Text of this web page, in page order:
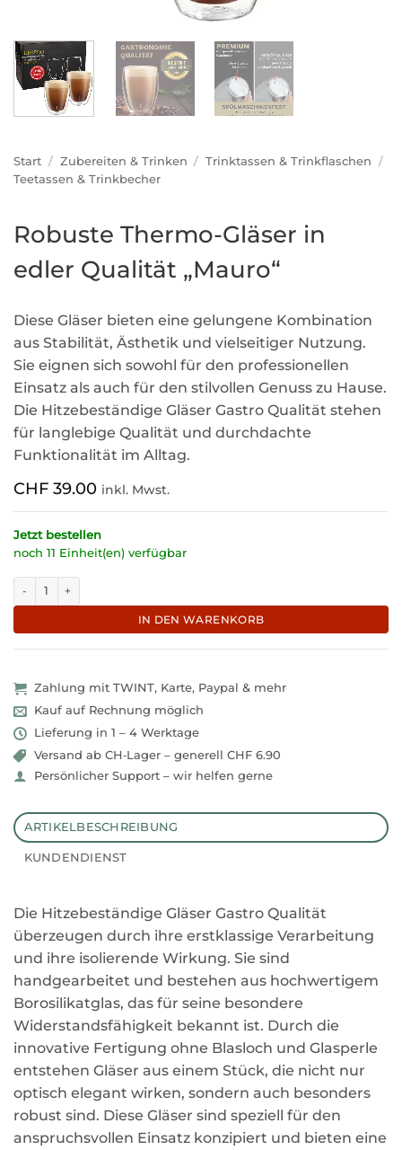
Start / Zubereiten & Trinken / Trinktassen & Trinkflaschen
/
Teetassen & Trinkbecher
Robuste Thermo-Gläser in
edler Qualität „Mauro“
Diese Gläser bieten eine gelungene Kombination
aus Stabilität, Ästhetik und vielseitiger Nutzung.
Sie eignen sich sowohl für den professionellen
Einsatz als auch für den stilvollen Genuss zu Hause.
Die Hitzebeständige Gläser Gastro Qualität stehen
für langlebige Qualität und durchdachte
Funktionalität im Alltag.
CHF 39.00 inkl. Mwst.
Jetzt bestellen
noch 11 Einheit(en) verfügbar
Robuste Thermo-Gläser in edler Qualität "Mauro" Menge
IN DEN WARENKORB
Zahlung mit TWINT, Karte, Paypal & mehr
Kauf auf Rechnung möglich
Lieferung in 1 – 4 Werktage
Versand ab CH‑Lager – generell CHF 6.90
Persönlicher Support – wir helfen gerne
ARTIKELBESCHREIBUNG
KUNDENDIENST
Die Hitzebeständige Gläser Gastro Qualität
überzeugen durch ihre erstklassige Verarbeitung
und ihre isolierende Wirkung. Sie sind
handgearbeitet und bestehen aus hochwertigem
Borosilikatglas, das für seine besondere
Widerstandsfähigkeit bekannt ist. Durch die
innovative Fertigung ohne Blasloch und Glasperle
entstehen Gläser aus einem Stück, die nicht nur
optisch elegant wirken, sondern auch besonders
robust sind. Diese Gläser sind speziell für den
anspruchsvollen Einsatz konzipiert und bieten eine